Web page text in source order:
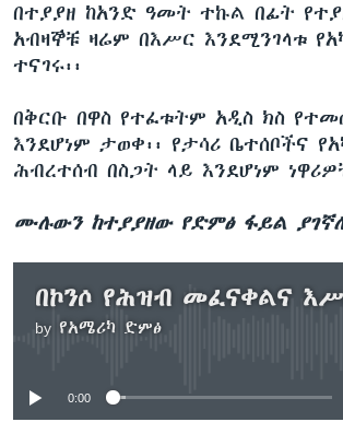
በተያያዘ ከአንድ ዓመት ተኩል በፊት
አብዛኞቹ ዛሬም በእሥር እንደሚንገላቱ
ተናገሩ፡፡
በቅርቡ በዋስ የተፈቱትም አዲስ ክስ
እንደሆነም ታወቀ፡፡ የታሳሪ ቤተሰቦችና
ሕብረተሰብ በስጋት ላይ እንደሆነም
ሙሉውን ከተያያዘው የድምፅ ፋይል
በኮንሶ የሕዝብ መፈናቀልና
by የአሜሪካ ድምፅ
No media source currently
0:00